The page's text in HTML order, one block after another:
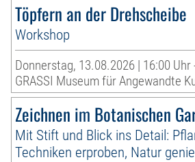
Töpfern an der Drehscheibe
Workshop
Donnerstag, 13.08.2026 | 16:00 Uhr
GRASSI Museum für Angewandte
Zeichnen im Botanischen
Mit Stift und Blick ins Detail:
Techniken erproben, Natur